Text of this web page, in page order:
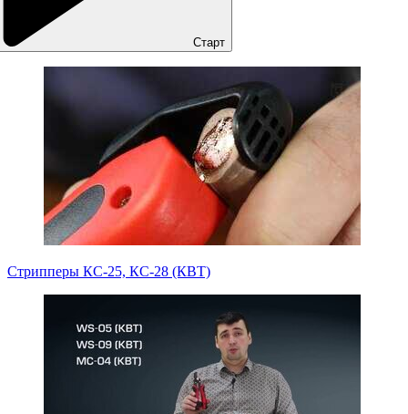
Старт
Стрипперы КС-25, КС-28 (КВТ)